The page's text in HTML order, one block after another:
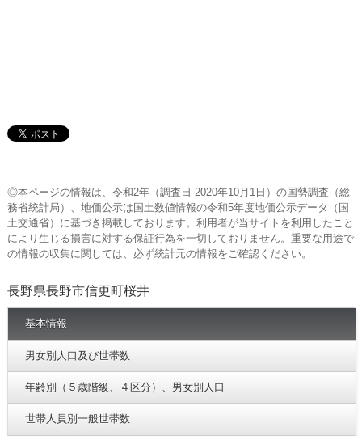
◎本ページの情報は、令和2年（調査日 2020年10月1日）の国勢調査（総
務省統計局）、地価公示は国土数値情報の令和5年度地価公示データ（国
土交通省）に基づき掲載しております。利用者が当サイトを利用したこと
により生じる損害に対する保証行為を一切しておりません。重要な用途で
の情報の収集に関しては、必ず統計元の情報をご確認ください。
長野県長野市信更町桜井
基本情報
男女別人口及び世帯数
年齢別（５歳階級、４区分）、男女別人口
世帯人員別一般世帯数